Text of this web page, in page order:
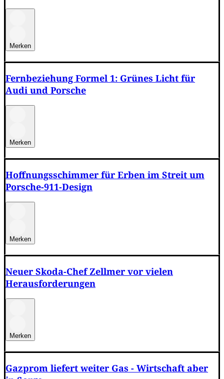
Merken
Fernbeziehung Formel 1: Grünes Licht für
Audi und Porsche
Merken
Hoffnungsschimmer für Erben im Streit um
Porsche-911-Design
Merken
Neuer Skoda-Chef Zellmer vor vielen
Herausforderungen
Merken
Gazprom liefert weiter Gas - Wirtschaft aber